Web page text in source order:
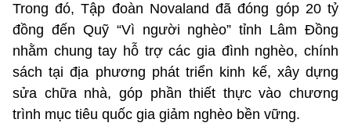
Trong đó, Tập đoàn Novaland đã đóng góp 20 tỷ
đồng đến Quỹ “Vì người nghèo” tỉnh Lâm Đồng
nhằm chung tay hỗ trợ các gia đình nghèo, chính
sách tại địa phương phát triển kinh kế, xây dựng
sửa chữa nhà, góp phần thiết thực vào chương
trình mục tiêu quốc gia giảm nghèo bền vững.